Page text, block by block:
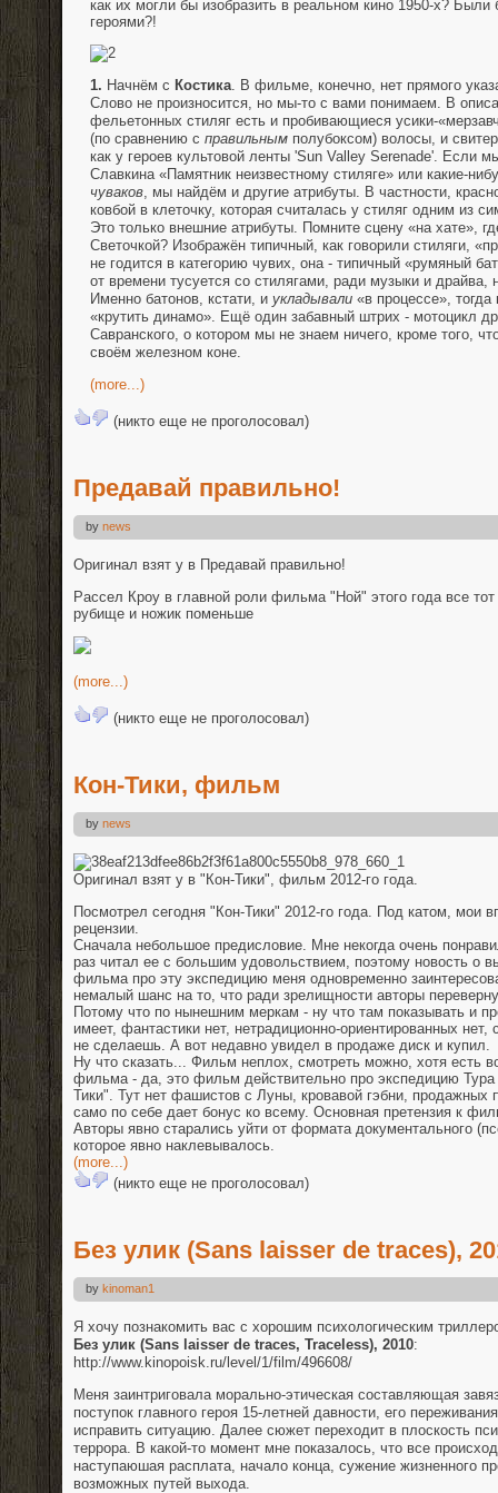
как их могли бы изобразить в реальном кино 1950-х?
героями?!
1. Начнём с Костика . В фильме, конечно, нет прямого
Слово не произносится, но мы-то с вами понимаем. В
фельетонных стиляг есть и пробивающиеся усики-
(по сравнению с правильным полубоксом) волосы, и
как у героев культовой ленты 'Sun Valley Serenade'. Если
Славкина «Памятник неизвестному стиляге» или какие-
чуваков , мы найдём и другие атрибуты. В частности,
ковбой в клеточку, которая считалась у стиляг одним из
Это только внешние атрибуты. Помните сцену «на хате»,
Светочкой? Изображён типичный, как говорили стиляги,
не годится в категорию чувих, она - типичный «румяный
от времени тусуется со стилягами, ради музыки и драйва,
Именно батонов, кстати, и укладывали «в процессе»,
«крутить динамо». Ещё один забавный штрих - мотоцикл
Савранского, о котором мы не знаем ничего, кроме того,
своём железном коне.
(more...)
(никто еще не проголосовал)
Предавай правильно!
by news
Оригинал взят у в Предавай правильно!
Рассел Кроу в главной роли фильма "Ной" этого года все
рубище и ножик поменьше
(more...)
(никто еще не проголосовал)
Кон-Тики, фильм
by news
Оригинал взят у в "Кон-Тики", фильм 2012-го года.
Посмотрел сегодня "Кон-Тики" 2012-го года. Под катом, мои
рецензии.
Сначала небольшое предисловие. Мне некогда очень
раз читал ее с большим удовольствием, поэтому новость о
фильма про эту экспедицию меня одновременно
немалый шанс на то, что ради зрелищности авторы
Потому что по нынешним меркам - ну что там показывать и
имеет, фантастики нет, нетрадиционно-ориентированных
не сделаешь. А вот недавно увидел в продаже диск и купил.
Ну что сказать... Фильм неплох, смотреть можно, хотя есть
фильма - да, это фильм действительно про экспедицию
Тики". Тут нет фашистов с Луны, кровавой гэбни, продажных
само по себе дает бонус ко всему. Основная претензия к
Авторы явно старались уйти от формата документального
которое явно наклевывалось.
(more...)
(никто еще не проголосовал)
Без улик (Sans laisser de traces),
by kinoman1
Я хочу познакомить вас с хорошим психологическим
Без улик (Sans laisser de traces, Traceless), 2010:
http://www.kinopoisk.ru/level/1/film/496608/
Меня заинтриговала морально-этическая составляющая
поступок главного героя 15-летней давности, его
исправить ситуацию. Далее сюжет переходит в плоскость
террора. В какой-то момент мне показалось, что все
наступаюшая расплата, начало конца, сужение жизненного
возможных путей выхода.